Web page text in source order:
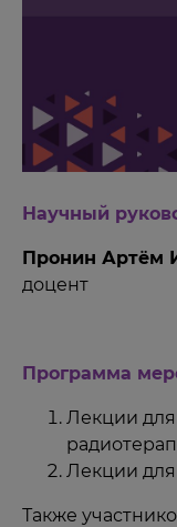
Научный
Пронин Артём
доцент
Программа
Лекции для
Лекции
Также